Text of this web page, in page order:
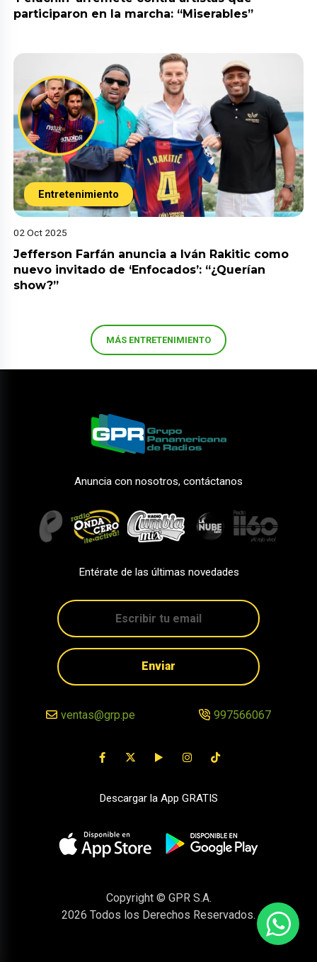
participaron en la marcha: “Miserables”
Entretenimiento
02 Oct 2025
Jefferson Farfán anuncia a Iván Rakitic como
nuevo invitado de ‘Enfocados’: “¿Querían
show?”
MÁS ENTRETENIMIENTO
Anuncia con nosotros, contáctanos
Entérate de las últimas novedades
Enviar
ventas@grp.pe 997566067
Descargar la App GRATIS
Copyright © GPR S.A.
2026 Todos los Derechos Reservados.